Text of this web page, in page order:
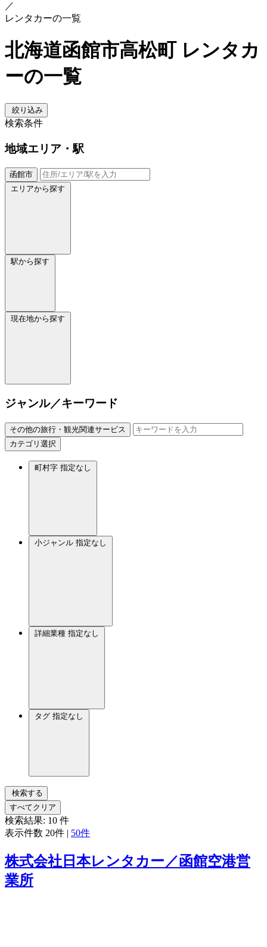
／
レンタカーの一覧
北海道函館市高松町 レンタカ
ーの一覧
絞り込み
検索条件
地域エリア・駅
函館市
エリアから探す
駅から探す
現在地から探す
ジャンル／キーワード
その他の旅行・観光関連サービス
カテゴリ選択
町村字 指定なし
小ジャンル 指定なし
詳細業種 指定なし
タグ 指定なし
検索する
すべてクリア
検索結果: 10 件
表示件数 20件 | 50件
株式会社日本レンタカー／函館空港営
業所